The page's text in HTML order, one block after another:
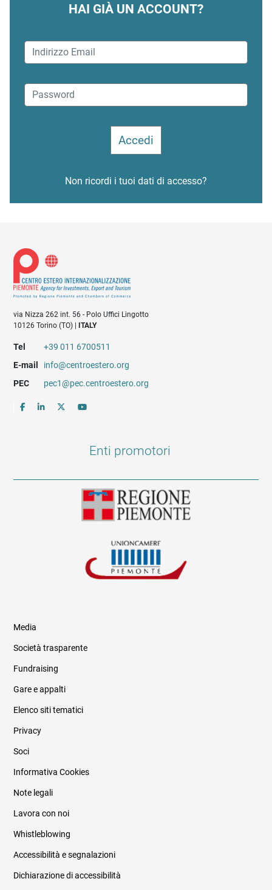
HAI GIÀ UN ACCOUNT?
Non ricordi i tuoi dati di accesso?
via Nizza 262 int. 56 - Polo Uffici Lingotto
10126 Torino (TO) |
ITALY
Tel
+39 011 6700511
E-mail
info@centroestero.org
PEC
pec1@pec.centroestero.org
Enti promotori
Informazioni legali e trasparenza
Media
Società trasparente
Fundraising
Gare e appalti
Elenco siti tematici
Privacy
Soci
Informativa Cookies
Note legali
Lavora con noi
Whistleblowing
Accessibilità e segnalazioni
Dichiarazione di accessibilità